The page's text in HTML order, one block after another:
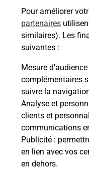
Pour améliorer
partenaires
similaires). Les
suivantes :
Mesure d’audience
complémentaires
suivre la
Analyse et
clients et
communications
Publicité :
en lien avec vos
en dehors.
Comment
modification
Comment La
à votre
Puis-je
avec La Poste
conditions ?